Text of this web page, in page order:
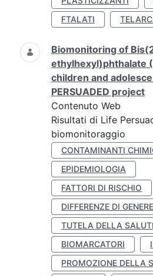
FTALATI
Biomonitoring of
ethylhexyl)phthalate
children and
PERSUADED project
Contenuto Web
Risultati di Life
biomonitoraggio
CONTAMINANTI
EPIDEMIOLOGIA
FATTORI DI RISCHIO
DIFFERENZE DI GENERE
TUTELA DELLA
BIOMARCATORI
PROMOZIONE DELLA